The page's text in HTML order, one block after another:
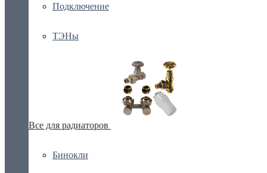
Подключение
ТЭНы
Все для радиаторов
Бинокли